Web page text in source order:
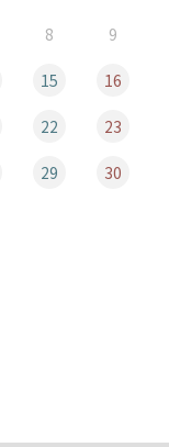
8 9
15 16
22 23
29 30